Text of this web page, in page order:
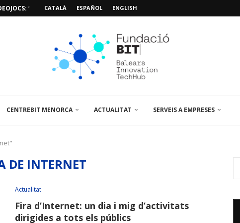
“MISSIÓ POSIDÒNIA PRO”
CATALÀ ESPAÑOL ENGLISH
CENTREBIT MENORCA ACTUALITAT SERVEIS A EMPRESES
DE INTERNET
Actualitat
Fira d’Internet: un dia i mig d’activitats
dirigides a tots els públics